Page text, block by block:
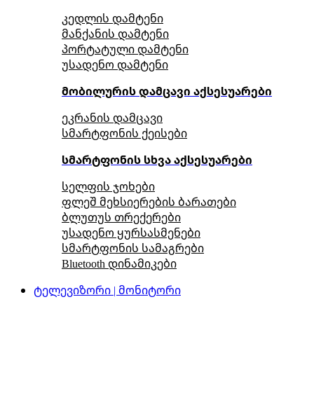
კედლის დამტენი
მანქანის დამტენი
პორტატული დამტენი
უსადენო დამტენი
მობილურის დამცავი აქსესუარები
ეკრანის დამცავი
სმარტფონის ქეისები
სმარტფონის სხვა აქსესუარები
სელფის ჯოხები
ფლეშ მეხსიერების ბარათები
ბლუთუს თრექერები
უსადენო ყურსასმენები
სმარტფონის სამაგრები
Bluetooth დინამიკები
ტელევიზორი | მონიტორი